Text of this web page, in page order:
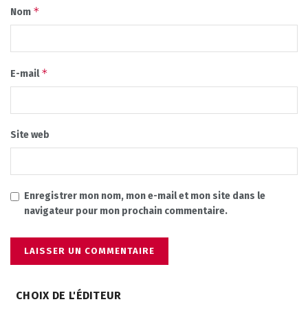
Nom *
E-mail*
Site web
Enregistrer mon nom, mon e-mail et mon site dans le
navigateur pour mon prochain commentaire.
CHOIX DE L'ÉDITEUR